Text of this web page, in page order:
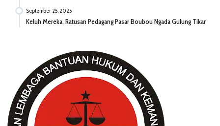
September 25, 2025
Keluh Mereka, Ratusan Pedagang Pasar Boubou Ngada Gulung Tikar